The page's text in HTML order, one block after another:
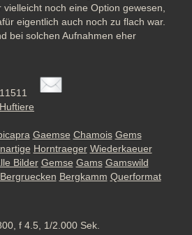
noch eine Option gewesen,
eigentlich auch noch zu flach war.
bei solchen Aufnahmen eher
11511
Huftiere
Gaemse Chamois Gems
Horntraeger Wiederkaeuer
Bilder Gemse Gams Gamswild
Bergruecken Bergkamm Querformat
f 4.5, 1/2.000 Sek.